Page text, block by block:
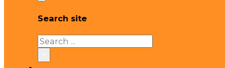
Search site
Search